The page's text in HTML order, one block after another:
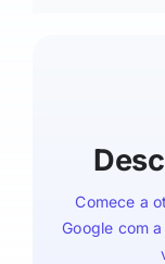
Comece a
Google com